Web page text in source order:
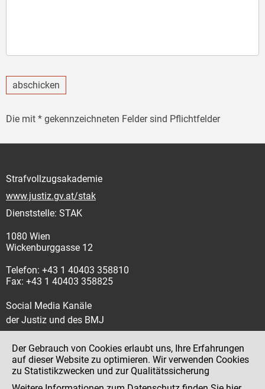
abschicken
Die mit * gekennzeichneten Felder sind Pflichtfelder
Strafvollzugsakademie
www.justiz.gv.at/stak
Dienststelle: STAK
1080 Wien
Wickenburggasse 12
Telefon: +43 1 40403 358810
Fax: +43 1 40403 358825
Social Media Kanäle
der Justiz und des BMJ
Impressum
Der Gebrauch von Cookies erlaubt uns, Ihre Erfahrungen
auf dieser Website zu optimieren. Wir verwenden Cookies
zu Statistikzwecken und zur Qualitätssicherung